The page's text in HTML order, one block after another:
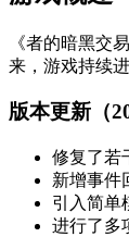
《者的暗黑交
来，游戏持续
版本更新（
修复了若
新增事件
引入简单
进行了多